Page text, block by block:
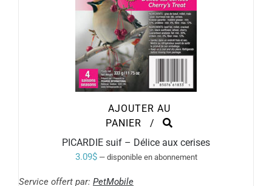
AJOUTER AU
PANIER
/
PICARDIE suif – Délice aux cerises
3.09$ —disponible en abonnement
Service offert par: PetMobile